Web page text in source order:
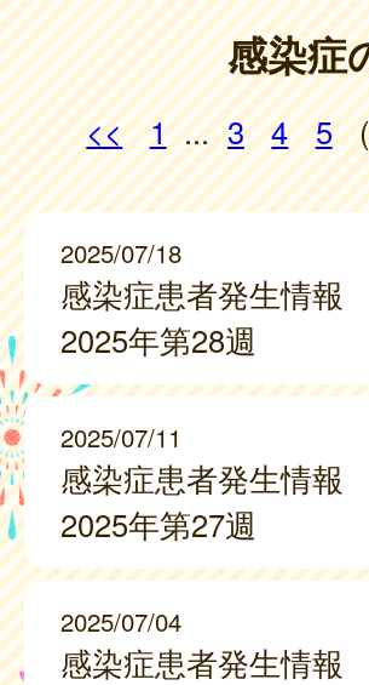
感染症
<< 1 ... 3 4 5
2025/07/18
感染症患者発生情報
2025年第28週
2025/07/11
感染症患者発生情報
2025年第27週
2025/07/04
感染症患者発生情報